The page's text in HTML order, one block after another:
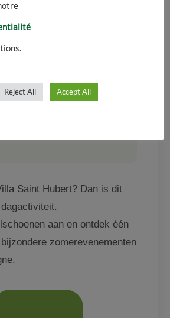
september 2026
Saint Hubert? Dan is dit
aan en ontdek één
zomerevenementen
Reject All Accept All